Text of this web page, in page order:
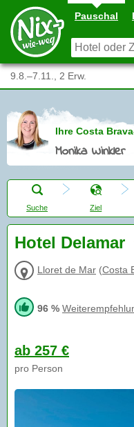
Pauschal
9.8.–7.11., 2 Erw.
Ihre Costa
Monika Winkler
Suche Ziel
Hotel Delamar
Lloret de Mar (Costa
96 %
ab 257 €
pro Person